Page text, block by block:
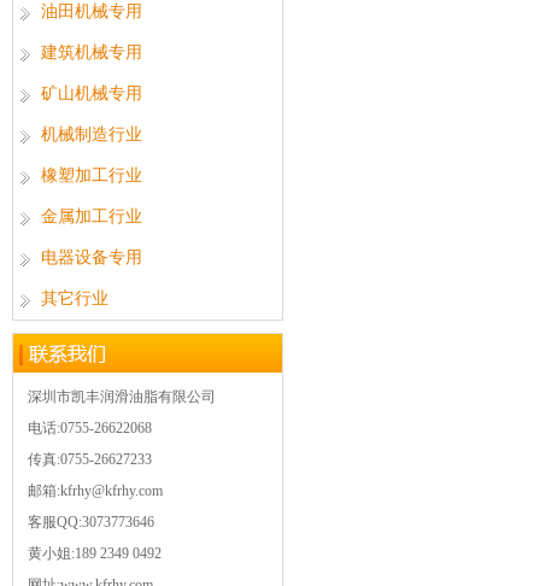
油田机械专用
建筑机械专用
矿山机械专用
机械制造行业
橡塑加工行业
金属加工行业
电器设备专用
其它行业
深圳市凯丰润滑油脂有限公司
电话:0755-26622068
传真:0755-26627233
邮箱:kfrhy@kfrhy.com
客服QQ:3073773646
黄小姐:189 2349 0492